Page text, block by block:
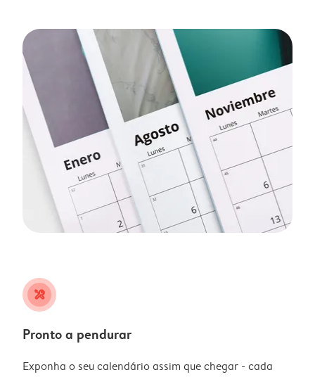
tools
Pronto a pendurar
Exponha o seu calendário assim que chegar - cada